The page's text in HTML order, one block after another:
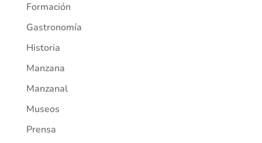
Formación
Gastronomía
Historia
Manzana
Manzanal
Museos
Prensa